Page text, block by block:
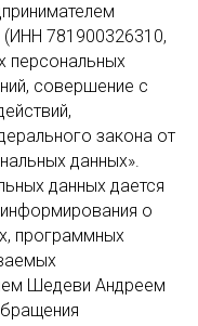
781900326310,
персональных
совершение с
закона от
данных».
данных дается
о
программных
Шедеви Андреем